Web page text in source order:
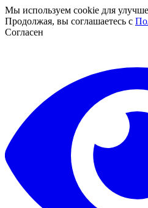
Мы используем cookie для
Продолжая, вы соглашаетесь с
Согласен